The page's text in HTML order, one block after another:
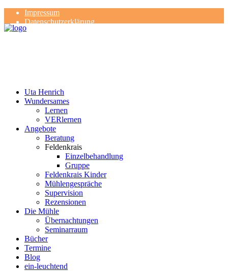
Impressum
Datenschutzerklärung
Kontakt
Uta Henrich
Wundersames
Lernen
VERlernen
Angebote
Beratung
Feldenkrais
Einzelbehandlung
Gruppe
Feldenkrais Kinder
Mühlengespräche
Supervision
Rezensionen
Die Mühle
Übernachtungen
Seminarraum
Bücher
Termine
Blog
ein-leuchtend